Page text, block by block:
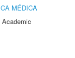
MÉDICA